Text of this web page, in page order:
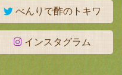
べんりで酢のトキワ
インスタグラム